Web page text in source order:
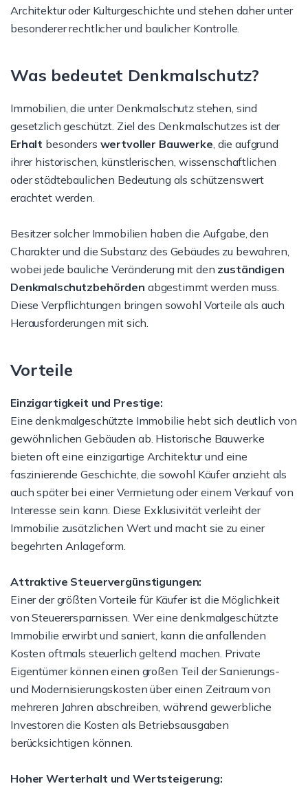
Architektur oder Kulturgeschichte und stehen daher unter
besonderer rechtlicher und baulicher Kontrolle.
Was bedeutet Denkmalschutz?
Immobilien, die unter Denkmalschutz stehen, sind
gesetzlich geschützt. Ziel des Denkmalschutzes ist der
Erhalt besonders wertvoller Bauwerke, die aufgrund
ihrer historischen, künstlerischen, wissenschaftlichen
oder städtebaulichen Bedeutung als schützenswert
erachtet werden.
Besitzer solcher Immobilien haben die Aufgabe, den
Charakter und die Substanz des Gebäudes zu bewahren,
wobei jede bauliche Veränderung mit den zuständigen
Denkmalschutzbehörden abgestimmt werden muss.
Diese Verpflichtungen bringen sowohl Vorteile als auch
Herausforderungen mit sich.
Vorteile
Einzigartigkeit und Prestige:
Eine denkmalgeschützte Immobilie hebt sich deutlich von
gewöhnlichen Gebäuden ab. Historische Bauwerke
bieten oft eine einzigartige Architektur und eine
faszinierende Geschichte, die sowohl Käufer anzieht als
auch später bei einer Vermietung oder einem Verkauf von
Interesse sein kann. Diese Exklusivität verleiht der
Immobilie zusätzlichen Wert und macht sie zu einer
begehrten Anlageform.
Attraktive Steuervergünstigungen:
Einer der größten Vorteile für Käufer ist die Möglichkeit
von Steuerersparnissen. Wer eine denkmalgeschützte
Immobilie erwirbt und saniert, kann die anfallenden
Kosten oftmals steuerlich geltend machen. Private
Eigentümer können einen großen Teil der Sanierungs-
und Modernisierungskosten über einen Zeitraum von
mehreren Jahren abschreiben, während gewerbliche
Investoren die Kosten als Betriebsausgaben
berücksichtigen können.
Hoher Werterhalt und Wertsteigerung: